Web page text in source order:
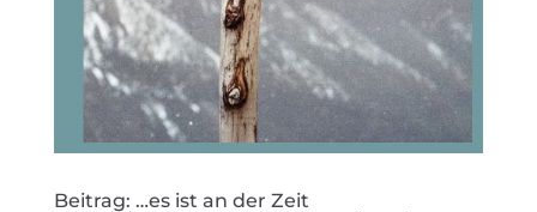
Beitrag: …es ist an der Zeit